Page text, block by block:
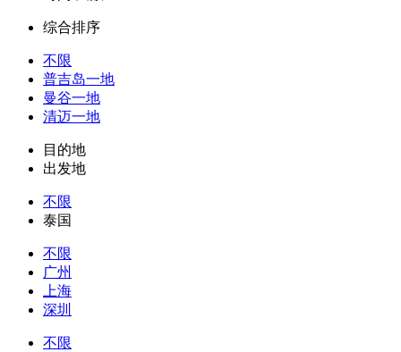
综合排序
不限
普吉岛一地
曼谷一地
清迈一地
目的地
出发地
不限
泰国
不限
广州
上海
深圳
不限